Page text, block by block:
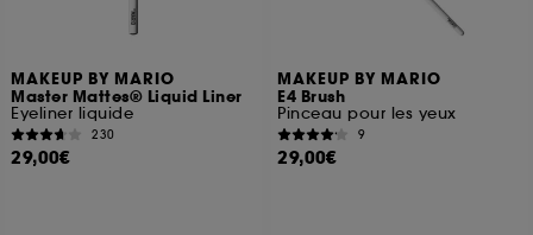
MAKEUP BY MARIO
Master Mattes® Liquid Liner
Eyeliner liquide
230
29,00€
MAKEUP BY MARIO
E4 Brush
Pinceau pour les yeux
9
29,00€